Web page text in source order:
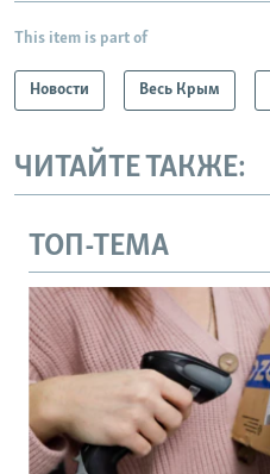
This item is part of
Новости Весь Крым
ЧИТАЙТЕ ТАКЖЕ:
ТОП-ТЕМА